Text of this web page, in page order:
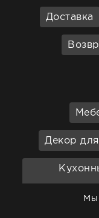
Доставка
Декор
Мы